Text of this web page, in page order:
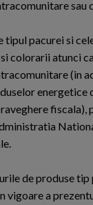
sau
tipul pacurei si
colorarii atunci
(in
energetice
fiscala),
de produse
vigoare a